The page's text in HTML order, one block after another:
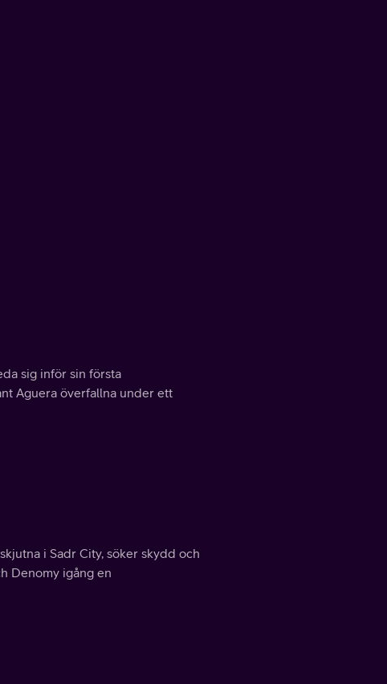
sig inför sin första
Aguera överfallna under ett
i Sadr City, söker skydd och
Denomy igång en